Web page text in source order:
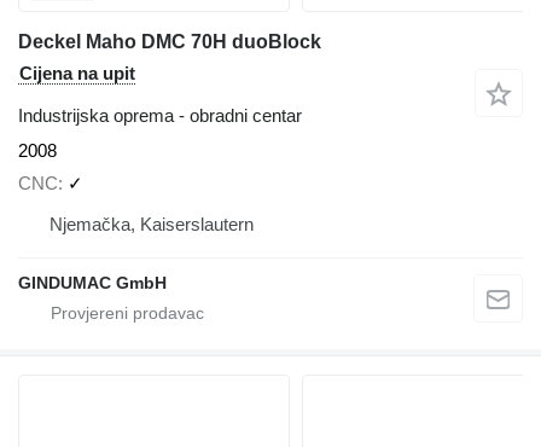
Deckel Maho DMC 70H duoBlock
Cijena na upit
Industrijska oprema - obradni centar
2008
CNC
✓
Njemačka, Kaiserslautern
GINDUMAC GmbH